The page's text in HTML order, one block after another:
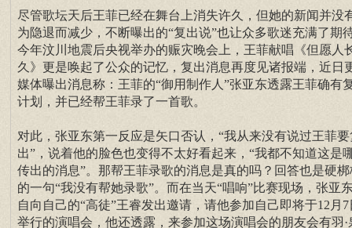
尽管歌坛天后王菲已经在舞台上消失许久，但她的新闻并没
为隐退而减少，不断曝出的“复出说”也让众多歌迷充满了期
今年汶川地震后央视举办的赈灾晚会上，王菲献唱《但愿人
久》更是唤起了公众的记忆，复出消息再度见诸报端，近日
媒体曝出消息称：王菲的“御用制作人”张亚东透露王菲确有
计划，并已经帮王菲录了一首歌。
对此，张亚东第一反应是矢口否认，“我从来没有说过王菲要
出”，说着他的脸色也变得不太好看起来，“我都不知道这是
传出的消息”。那帮王菲录歌的消息是真的吗？回答也是硬梆
的一句“我没有帮她录歌”。而在当天“唱响”比赛现场，张亚
自向自己的“高徒”王睿发出邀请，请他参加自己即将于12月7
举行的演唱会，他还透露，来参加这场演唱会的朋友会有羽·